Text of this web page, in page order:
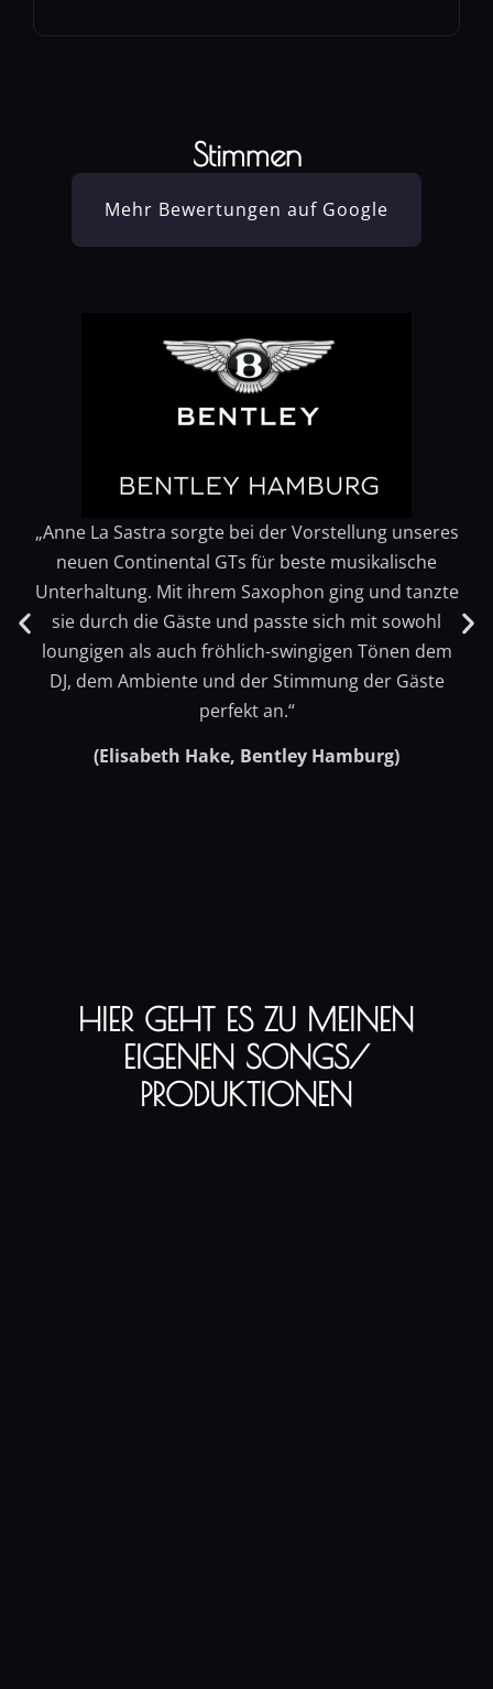
Stimmen
Mehr Bewertungen auf Google
„Anne La Sastra sorgte bei der Vorstellung unseres
neuen Continental GTs für beste musikalische
Unterhaltung. Mit ihrem Saxophon ging und tanzte
sie durch die Gäste und passte sich mit sowohl
loungigen als auch fröhlich-swingigen Tönen dem
DJ, dem Ambiente und der Stimmung der Gäste
perfekt an.“
(Elisabeth Hake, Bentley Hamburg)
HIER GEHT ES ZU MEINEN
EIGENEN SONGS/
PRODUKTIONEN